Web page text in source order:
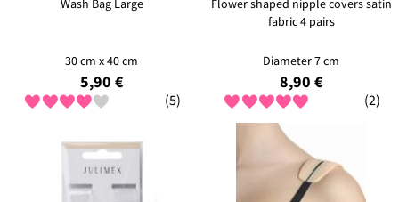
Wash Bag Large
30 cm x 40 cm
5,90 €
(5)
Flower shaped nipple covers satin
fabric 4 pairs
Diameter 7 cm
8,90 €
(2)